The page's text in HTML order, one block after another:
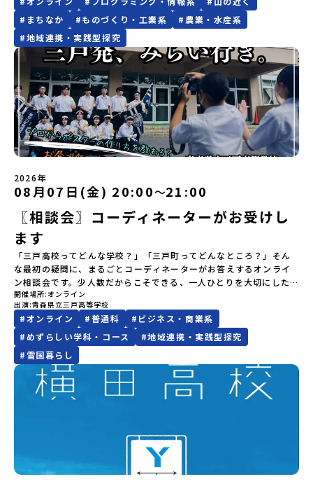
お問い合わせ先担当：小川・小原E-mail：info@miratabi.jp「お
ためし地域留学体験」のプログラム開催情報を公式LINEにて配信
中！ぜひご登録ください♪地域みらい留学公式LINE
「@miratabi.jp」からのメールを受信できるよう設定をお願いいた
します。※結果に関する個別のお問合せにはお答えしておりません
ので、ご了承ください。・お申し込みについてお申込はお一人様1回
限りです。PC・スマートフォンからお申込ください。申込後の内容
変更はできません。お申込時は、メールアドレスの入力間違いにご
注意ください。・宿泊について１室に複数(同性2～4名程度)で宿泊
いただく予定です。・食事アレルギー対応について個別の詳細なア
レルギー対応希望にはお応えしかねる場合がございます。対応が必
要な場合は必ず事前にご相談ください。・参加取消や急遽参加でき
なくなった場合について参加決定後の参加お取り消しはご遠慮下さ
い。やむを得ないお取り消しの場合はお早めに事務局までご連絡く
ださい。・キャンセルポリシーやむを得ない参加お取り消しの場
い。プログラム開催日の前日＜7月27日＞から、【キャンセルのご連
絡日：お支払いいただく旅行代金】・21日目にあたる日以前：無
の前日：40％・プログラム開始日当日：50％・ご連絡無しでの不参
加またはプログラム開始後の解除：100％・催行中止について天候な
どの状況等によって開催を見合わせる可能性があります。その場合
は原則、開催日1週間前までにご連絡いたします。又、最少催行人数
に達しなかった場合は、開催日3週間前までに催行中止の旨をメール
にてご連絡いたします。・よくあるご質問その他、よくあるご質問
についてはこちらをご確認ください。運営団体について＜プログラ
ム主催：一般財団法人地域・教育魅力化プラットフォーム＞「意志
ある若者にあふれる持続可能な地域・社会をつくる」というビジョ
ンを掲げ、2017年3月に島根県に設立した教育事業団体です。日本
全国約200の高校と連携しながら、中学卒業後に地域の枠を越えて生
徒一人ひとりの夢や価値観に合った地域・学校で1〜3年間過ごすこ
とができるシステム「地域みらい留学」をはじめとした、教育事業
や地域活性モデルをつくり続けています。名 称：一般財団法人地
BASE2階 その他所在地公式HP：http://c-platform.or.jp/お問い
合わせ先担当：小川・小原E-mail：info@miratabi.jp「おためし
地域留学体験」のプログラム開催情報を公式LINEにて配信中！ぜひ
ご登録ください♪地域みらい留学公式LINE
込みに関する各規約」への同意が必須となります。ご確認くださ
い。・抽選による参加者決定についてお申込みいただいた方の中か
ら抽選の上、締め切り日から1週間を目途に、お申し込み時に記入い
ただいたメールアドレス宛に「当選／落選メール」をお送りいたし
ます。当選者は、メールに記載された「当選確認フォーム」に3日以
内に回答いただき、確認フォームの提出をもって参加確定とさせて
いただきます。当選確認フォームの期日までにご回答いただけない
場合は、当選を取り消しとさせていただきます。当選取り消しがあ
った場合は、繰り上げ当選者へご連絡させていただきます。登録メ
ールアドレスの変更をご希望の場合は下記の地域みらい留学公式
LINEよりご連絡をお願いします。※受信制限設定をしていると、通
知メールをお受け取りいただけません。その場合は、
します。※結果に関する個別のお問合せにはお答えしておりません
ので、ご了承ください。・お申し込みについてお申込はお一人様1回
変更はできません。お申込時は、メールアドレスの入力間違いにご
注意ください。・宿泊について１室に複数(同性2～4名程度)で宿泊
いただく予定です。・食事アレルギー対応について個別の詳細なア
レルギー対応希望にはお応えしかねる場合がございます。対応が必
要な場合は必ず事前にご相談ください。・参加取消や急遽参加でき
なくなった場合について参加決定後の参加お取り消しはご遠慮下さ
い。やむを得ないお取り消しの場合はお早めに事務局までご連絡く
ださい。・キャンセルポリシーやむを得ない参加お取り消しの場
合、以下のルールに沿って対応させていただきます。ご了承くださ
い。プログラム開催日の前日＜8月2日＞から、【キャンセルのご連
絡日：お支払いいただく旅行代金】・21日目にあたる日以前：無
料・20日目-8日目：20％・7日目-2日目：30％・プログラム開始日
の前日：40％・プログラム開始日当日：50％・ご連絡無しでの不参
加またはプログラム開始後の解除：100％・催行中止について天候な
どの状況等によって開催を見合わせる可能性があります。その場合
にてご連絡いたします。・よくあるご質問その他、よくあるご質問
についてはこちらをご確認ください。運営団体について＜プログラ
ム主催：一般財団法人地域・教育魅力化プラットフォーム＞「意志
よう「郷土料理・BBQ」 -高校生・地元の方と交流を深める
（PM）「“八幡平市”体感ワークショップ」 -あけびづるで表札づく
り -学校周辺散策「ペンションで夕食」「2日目の振り返り」 -みん
なで振り返り対話＜3日目＞（AM）「大更駅複合施設の見学」「振
り返りワークショップ」 -個人での振り返り -グループでの振り
返り「お土産・昼食」（PM） 解散 ※天候の状況や参加人数によっ
てプログラムを変更する場合がございます。参加概要【開催場所】
岩手県八幡平市【実施日程】8月3日（月）〜8月5日（水）※参加が
確定した方には7月9日(木) 18:30～20：00に 「参加者向け事前オ
ンラインセッション」をご案内する予定です。【集合場所・時間】
盛岡駅 8月3日(月)12:00 集合【解散場所・時間】盛岡駅 8月5日(水)
14:30 解散【対象】中学2年生、中学3年生【宿泊先】ペンションき
らく※1室に複数(同性2～4名程度)で宿泊いただく予定です。【旅行
代金】無料※旅行代金に含まれる費用のうち、以下の内容が無料と
なります：・宿泊費（2泊分）・プログラム内のアクティビティ・体
験費用・一部の食事代*以下の費用は参加者のご負担となります・集
合場所までの往復交通費・お土産代や自由時間の個人飲食費などの
個人的費用【募集人数】最大10名（お申し込み多数の場合は抽選の
上決定）【参加者決定】お申し込み多数の場合は、締め切り後1週間
を目途に当落結果をご連絡いたします。【申し込み締切】6月8日
(月)12：00 から 6月22日(月) 12：00まで疑問も不安もワクワクに
変える！「おためし地域留学」ステップアップ説明会プログラムの
内容を詳しく知りたい方や、お申し込みを迷われている方向けに
Zoomでのオンライン配信を行います。知りたい情報のレベルに合
わせて、以下の2つのステップをご活用ください。【STEP 1】全体
オンライン説明会（アーカイブ動画を公開中！）〜まずは「おため
し地域留学」を知りたい方へ〜日本全国20以上の地域から選んで参
加できる「おためし地域留学」の全体像や魅力について、説明会を
開催しました。中学生一人での参加にあたり、保護者様が特に気に
なる「安全面」や「事務局のサポート体制」についても詳しく解説
https://youtu.be/Yt8nd04aNgA?si=e5erbspvwz5O8_uF
【STEP 2】プログラム説明会〜「八幡平市」の内容をもっと知りし
たい方へ〜全体説明を聞いたうえで、「プログラムで何をする
有名。江戸時代には将軍家にも贈られたほどで、今では「日本遺
産」に登録されています。一万年前から続く伝統的な「鮭」の産業
とともに人々の豊かな暮らしがあります。一万年前の縄文時代か
ら、人々の間で大切に守り受け継がれ、厳しい大自然と向き合い、
山・海・川がもたらす恵みに深く感謝しながら生きていく姿勢は今
も息づく「命の循環」です。日本遺産にも認定されている「サケ」
の伝統産業や、雄大な知床の裾野で命を育む酪農の歴史など、自然
の営みの一部として共生してきた風土が存在します。標津高校で
は、地域と連携して「食」を考える「フードデザイン」の授業がお
すすめの一つです。生徒たちが地元の素材を活かしたメニュー開発
を行い、町内の学校給食に「標高給食DAY」としてオリジナル給食
を提供しています。地域のイベントにも出展して広く地元の方へ届
行う高校生たちと一緒に夕食づくりを体験。地域の食文化と向き合
っている先輩から直接話を聞くことができます🎵先輩たちとの交流
んな他にはないスペシャルな魅力がギュッと詰まった北海道標津町
でアクティビティをしたり、五感で感じるフィールドワークをしな
がら「雄大な自然と生き物」「伝統的な産業と人々の暮らし」の魅
力に触れ一緒に探求しませんか？体験のおすすめポイント体験プロ
グラム内容（予定）＜１日目＞（PM）「オリエンテーション・自己
紹介ワーク」「サーモン科学館見学」 -「鮭の聖地・しべつ」の歴
史や成り立ちを知る「夕食」 -高校生も一緒にみんなで夕食「1日
目の振り返り会」＜2日目＞（AM）「 ポー川史跡公園散策または渓
流釣り体験」 -1万年前の縄文文化に触れる -渓流釣りで自然を満
喫（PM）「地引網体験」 -地元の方との交流「自由時間：海の公
園で高校生とあそぶ！かたる！」 -高校生との交流「みんなで
BBQ・花火大会」 -さらにまちの人たちと交流＜3日目＞（AM）
「3日間の振り返りワーク」 -みんなで振り返り対話（PM） 13：
00 解散 (中標津空港 13：30頃到着)※14：50 中標津空港発 (羽田
空港16：45着)便を利用する想定※天候の状況や参加人数によってプ
た方には7月10日(金) 18：30～20：00に「参加者向け事前オンラ
イン研修」をご案内する予定です。必ず参加をお願いします。【集合
場所・時間】中標津空港 8月4日(火) 14：30 集合【解散場所・時
設立！自ら稼ぐことも学べちゃいます！高梁城南高校についてはこ
ちらのHPから↓https://www.jonan.okayama-c.ed.jp「高梁城
南高校について、もっと知りたい！」そう思った方は、ぜひ個別に
ご相談ください。・岡山県以外から進学するにはどんな手続きが必
要？・学校でどんなことが学べるのか、具体的に教えて！・入学
後、どんな場所に住むのか？・一人暮らしって本当にできるように
なるの？実際に入学した際のイメージをもっと具体的に知りたい方
にオススメです。＊全国募集で入学した生徒のサポートをしてい
る、暮らしサポーターともお話しできます。楽しい学校生活・授業
についてはこちらのInstagramからも確認できます
↓https://www.instagram.com/t.jonanfhj/個別相談をご希望の
際には、申込後に日時の調整をさせていただきます。お気軽に申し
イン説明会」へぜひご参加ください！
# まちなか #ものづくり・工業系 # 農業・水産系
#地域連携・実践型探究
2026年
08月07日(金) 20:00〜21:00
〖相談会〗コーディネーターがお受けし
ます
「三戸高校ってどんな学校？」「三戸町ってどんなところ？」そん
な最初の疑問に、まるごとコーディネーターがお答えするオンライ
ン相談会です。少人数だからこそできる、一人ひとりを大切にした
学び。地域の人と関わりながら、自分のやりたいことに挑戦してい
ける環境。そして、学校のことだけでなく、町の雰囲気や人のあた
たかさまで伝わるのが三戸高校の魅力です。はじめて地域みらい留
学を知った方にもわかりやすく、学校の特色、学び、暮らし、地域
との関わり方をまとめてご紹介します。「まずは全体を知りたい」
という中学生・保護者の方におすすめです。※各回定員は3組までで
す。※時間変更のご希望や、「学習面を中心に聞きたい」「地域と
の関わりを詳しく知りたい」などがありましたら、以下問い合わせ
先までお気軽にご連絡ください。問い合わせ先
４３℡ 0179-20-1157(代表)✉
shuko.murata0109@gmail.comURL
https://sites.google.com/view/
開催場所 オンライン
出演 青森県立三戸高等学校
#オンライン #普通科 # ビジネス・商業系
#めずらしい学科・コース #地域連携・実践型探究
#雪国暮らし